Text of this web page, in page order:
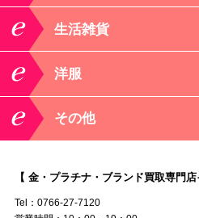
生活雑貨
洋服
その他
【 金・プラチナ・ブランド買取専門店
Tel：0766-27-7120